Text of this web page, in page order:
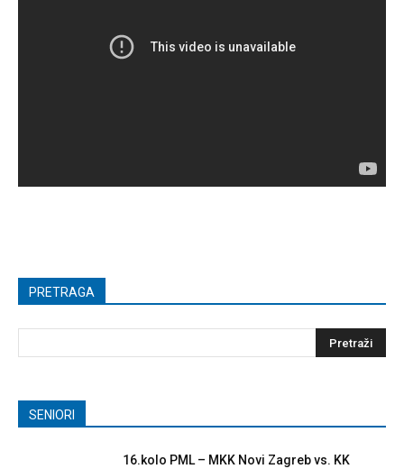
PRETRAGA
SENIORI
16.kolo PML – MKK Novi Zagreb vs. KK